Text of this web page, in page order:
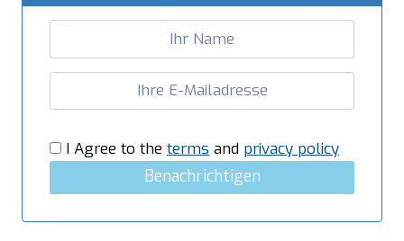
Flachdach,
MengeI Agree to the terms and privacy policy
Benachrichtigen